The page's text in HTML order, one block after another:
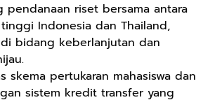
pendanaan riset bersama antara
Indonesia dan Thailand,
bidang keberlanjutan dan
skema pertukaran mahasiswa dan
sistem kredit transfer yang